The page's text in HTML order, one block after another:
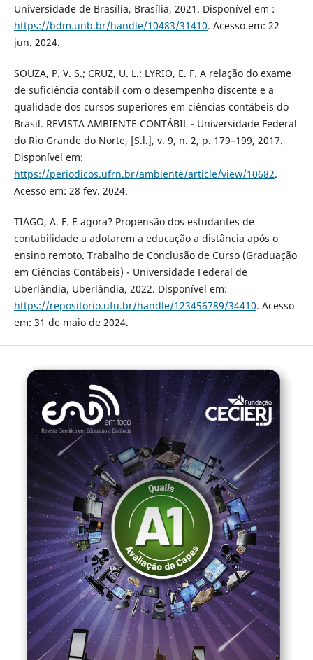
Universidade de Brasília, Brasília, 2021. Disponível em :
https://bdm.unb.br/handle/10483/31410. Acesso em: 22
jun. 2024.
SOUZA, P. V. S.; CRUZ, U. L.; LYRIO, E. F. A relação do exame
de suficiência contábil com o desempenho discente e a
qualidade dos cursos superiores em ciências contábeis do
Brasil. REVISTA AMBIENTE CONTÁBIL - Universidade Federal
do Rio Grande do Norte, [S.l.], v. 9, n. 2, p. 179–199, 2017.
Disponível em:
https://periodicos.ufrn.br/ambiente/article/view/10682.
Acesso em: 28 fev. 2024.
TIAGO, A. F. E agora? Propensão dos estudantes de
contabilidade a adotarem a educação a distância após o
ensino remoto. Trabalho de Conclusão de Curso (Graduação
em Ciências Contábeis) - Universidade Federal de
Uberlândia, Uberlândia, 2022. Disponível em:
https://repositorio.ufu.br/handle/123456789/34410. Acesso
em: 31 de maio de 2024.